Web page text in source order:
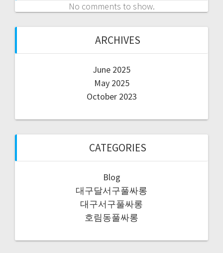
No comments to show.
ARCHIVES
June 2025
May 2025
October 2023
CATEGORIES
Blog
대구달서구풀싸롱
대구서구풀싸롱
호림동풀싸롱